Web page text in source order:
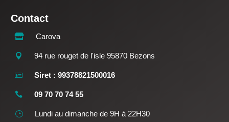
Contact
 Carova
 94 rue rouget de l'isle 95870 Bezons
 Siret : 99378821500016
 09 70 70 74 55
} Lundi au dimanche de 9H à 22H30